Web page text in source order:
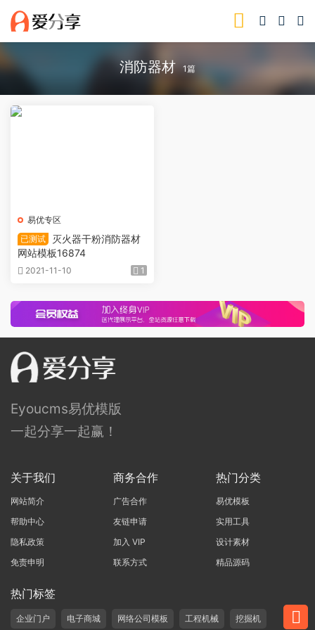
消防器材 1篇
易优专区
已测试
灭火器干粉消防器材
网站模板16874
2021-11-10 1
Eyoucms易优模版
一起分享一起赢！
关于我们
网站简介
帮助中心
隐私政策
免责申明
商务合作
广告合作
友链申请
加入 VIP
联系方式
热门分类
易优模板
实用工具
设计素材
精品源码
热门标签
企业门户 电子商城 网络公司模板 工程机械 挖掘机